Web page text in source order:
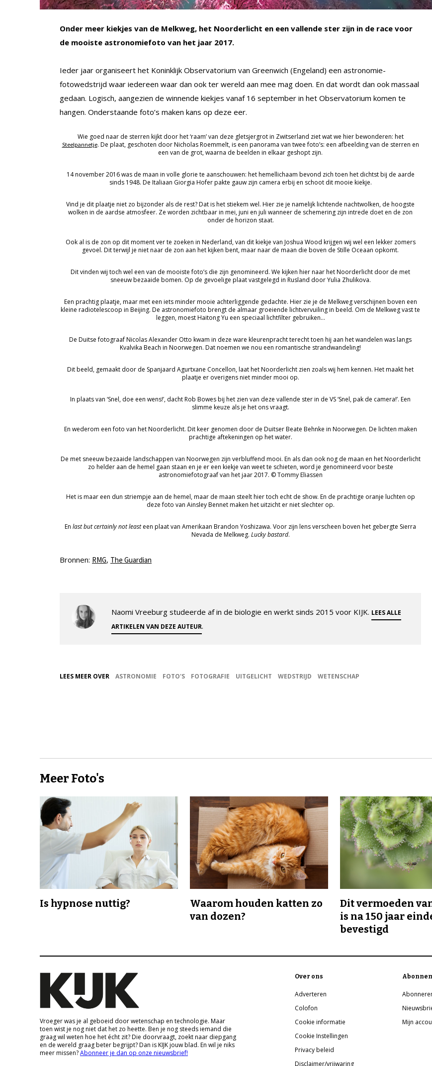
Onder meer kiekjes van de Melkweg, het Noorderlicht en een vallende ster zijn in de race voor
de mooiste astronomiefoto van het jaar 2017.
Ieder jaar organiseert het Koninklijk Observatorium van Greenwich (Engeland) een astronomie-
fotowedstrijd waar iedereen waar dan ook ter wereld aan mee mag doen. En dat wordt dan ook massaal
gedaan. Logisch, aangezien de winnende kiekjes vanaf 16 september in het Observatorium komen te
hangen. Onderstaande foto’s maken kans op deze eer.
Wie goed naar de sterren kijkt door het ‘raam’ van deze gletsjergrot in Zwitserland ziet wat we hier bewonderen: het
Steelpannetje. De plaat, geschoten door Nicholas Roemmelt, is een panorama van twee foto’s: een afbeelding van de sterren en
een van de grot, waarna de beelden in elkaar geshopt zijn.
14 november 2016 was de maan in volle glorie te aanschouwen: het hemellichaam bevond zich toen het dichtst bij de aarde
sinds 1948. De Italiaan Giorgia Hofer pakte gauw zijn camera erbij en schoot dit mooie kiekje.
Vind je dit plaatje niet zo bijzonder als de rest? Dat is het stiekem wel. Hier zie je namelijk lichtende nachtwolken, de hoogste
wolken in de aardse atmosfeer. Ze worden zichtbaar in mei, juni en juli wanneer de schemering zijn intrede doet en de zon
onder de horizon staat.
Ook al is de zon op dit moment ver te zoeken in Nederland, van dit kiekje van Joshua Wood krijgen wij wel een lekker zomers
gevoel. Dit terwijl je niet naar de zon aan het kijken bent, maar naar de maan die boven de Stille Oceaan opkomt.
Dit vinden wij toch wel een van de mooiste foto’s die zijn genomineerd. We kijken hier naar het Noorderlicht door de met
sneeuw bezaaide bomen. Op de gevoelige plaat vastgelegd in Rusland door Yulia Zhulikova.
Een prachtig plaatje, maar met een iets minder mooie achterliggende gedachte. Hier zie je de Melkweg verschijnen boven een
kleine radiotelescoop in Beijing. De astronomiefoto brengt de almaar groeiende lichtvervuiling in beeld. Om de Melkweg vast te
leggen, moest Haitong Yu een speciaal lichtfilter gebruiken…
De Duitse fotograaf Nicolas Alexander Otto kwam in deze ware kleurenpracht terecht toen hij aan het wandelen was langs
Kvalvika Beach in Noorwegen. Dat noemen we nou een romantische strandwandeling!
Dit beeld, gemaakt door de Spanjaard Agurtxane Concellon, laat het Noorderlicht zien zoals wij hem kennen. Het maakt het
plaatje er overigens niet minder mooi op.
In plaats van ‘Snel, doe een wens!’, dacht Rob Bowes bij het zien van deze vallende ster in de VS ‘Snel, pak de camera!’. Een
slimme keuze als je het ons vraagt.
En wederom een foto van het Noorderlicht. Dit keer genomen door de Duitser Beate Behnke in Noorwegen. De lichten maken
prachtige aftekeningen op het water.
De met sneeuw bezaaide landschappen van Noorwegen zijn verbluffend mooi. En als dan ook nog de maan en het Noorderlicht
zo helder aan de hemel gaan staan en je er een kiekje van weet te schieten, word je genomineerd voor beste
astronomiefotograaf van het jaar 2017. © Tommy Eliassen
Het is maar een dun striempje aan de hemel, maar de maan steelt hier toch echt de show. En de prachtige oranje luchten op
deze foto van Ainsley Bennet maken het uitzicht er niet slechter op.
En last but certainly not leasteen plaat van Amerikaan Brandon Yoshizawa. Voor zijn lens verscheen boven het gebergte Sierra
Nevada de Melkweg. Lucky bastard.
Bronnen: RMG, The Guardian
Naomi Vreeburg studeerde af in de biologie en werkt sinds 2015 voor KIJK. LEES ALLE
ARTIKELEN VAN DEZE AUTEUR.
LEES MEER OVER ASTRONOMIE FOTO'S FOTOGRAFIE UITGELICHT WEDSTRIJD WETENSCHAP
Meer Foto's
Is hypnose nuttig?
Waarom houden katten zo
van dozen?
Dit vermoeden
is na 150 jaar
bevestigd
Vroeger was je al geboeid door wetenschap en technologie. Maar
toen wist je nog niet dat het zo heette. Ben je nog steeds iemand die
graag wil weten hoe het écht zit? Die doorvraagt, zoekt naar diepgang
en de wereld graag beter begrijpt? Dan is KIJK jouw blad. En wil je niks
meer missen?Abonneer je dan op onze nieuwsbrief!
Over ons
Adverteren
Colofon
Cookie informatie
Cookie Instellingen
Privacy beleid
Disclaimer/vrijwaring
Mijn